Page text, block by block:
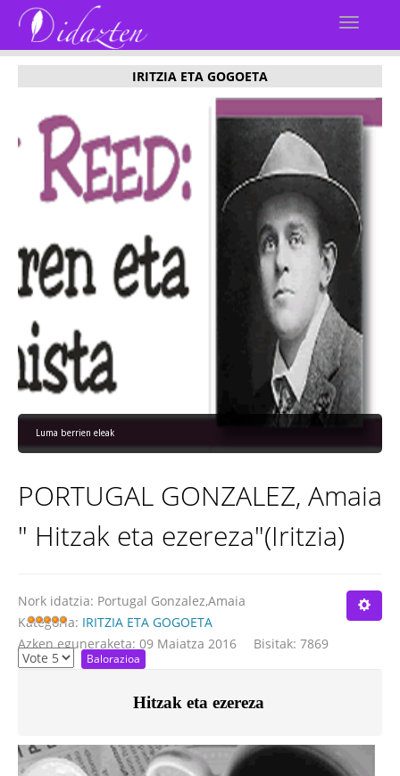
IRITZIA ETA GOGOETA
Luma berrien eleak
PORTUGAL GONZALEZ, Amaia
" Hitzak eta ezereza"(Iritzia)
Nork idatzia: Portugal Gonzalez,Amaia
Kategoria: IRITZIA ETA GOGOETA
Azken eguneraketa: 09 Maiatza 2016
Bisitak: 7869
Hitzak eta ezereza